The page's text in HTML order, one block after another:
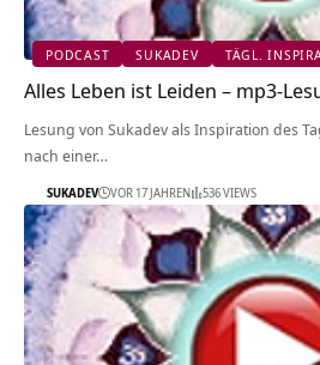
PODCAST SUKADEV TÄGL.
Alles Leben ist Leiden – mp3-
Lesung von Sukadev als Inspiration des
nach einer…
SUKADEV VOR 17 JAHREN 536 VIEWS